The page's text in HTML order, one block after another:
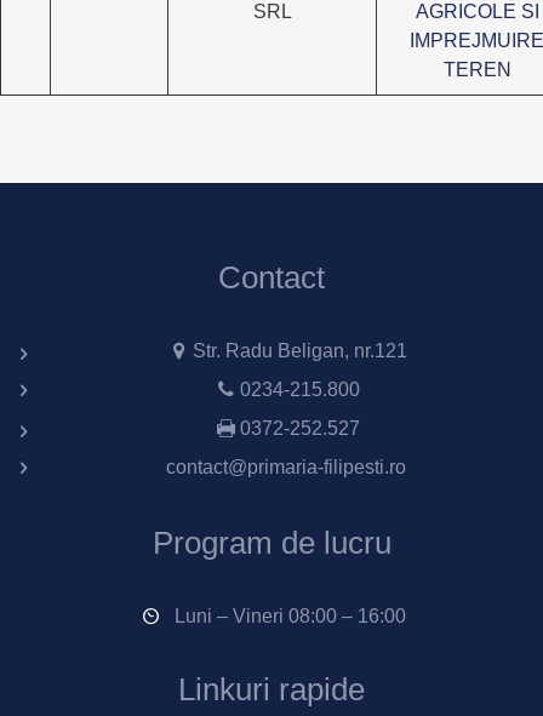
SRL
AGRICOLE SI
IMPREJMUIRE
TEREN
Contact
Str. Radu Beligan, nr.121
0234-215.800
0372-252.527
contact@primaria-filipesti.ro
Program de lucru
Luni – Vineri 08:00 – 16:00
Linkuri rapide